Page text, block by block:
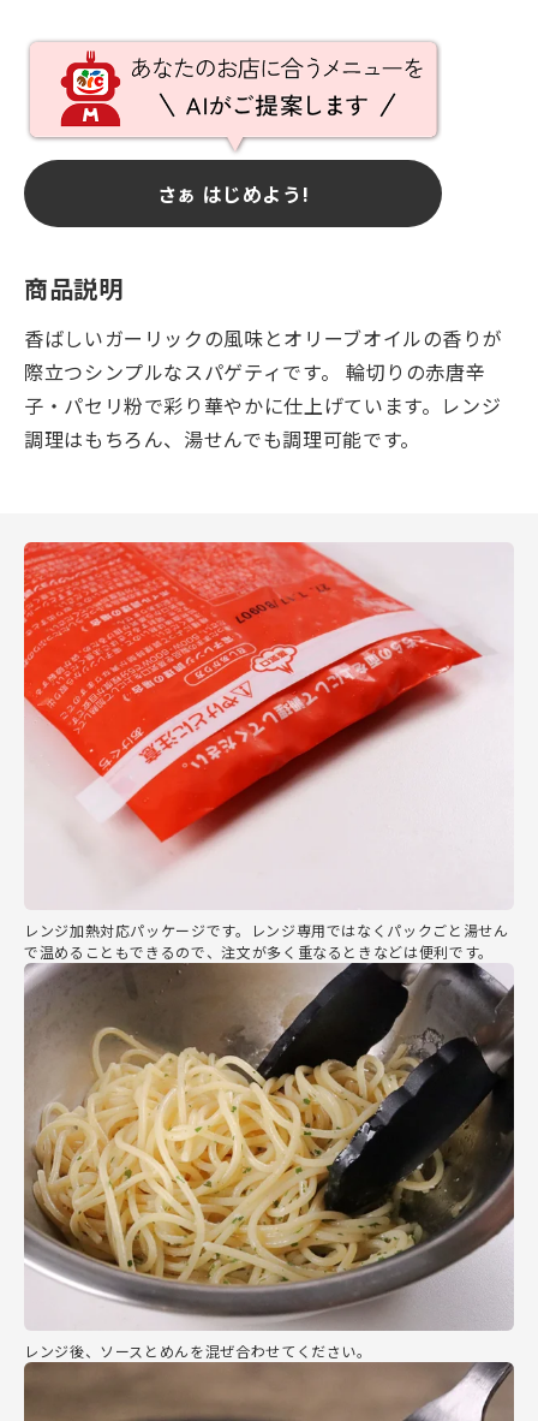
さぁ はじめよう!
商品説明
香ばしいガーリックの風味とオリーブオイルの香りが
際立つシンプルなスパゲティです。 輪切りの赤唐辛
子・パセリ粉で彩り華やかに仕上げています。レンジ
調理はもちろん、湯せんでも調理可能です。
レンジ加熱対応パッケージです。レンジ専用ではなくパックごと湯せん
で温めることもできるので、注文が多く重なるときなどは便利です。
レンジ後、ソースとめんを混ぜ合わせてください。